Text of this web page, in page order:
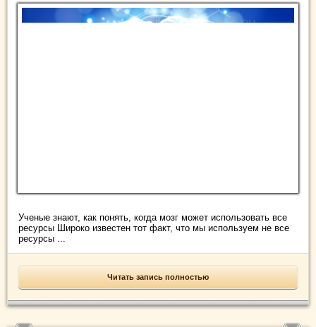
Ученые знают, как понять, когда мозг может использовать все
ресурсы Широко известен тот факт, что мы используем не все
ресурсы ...
Читать запись полностью